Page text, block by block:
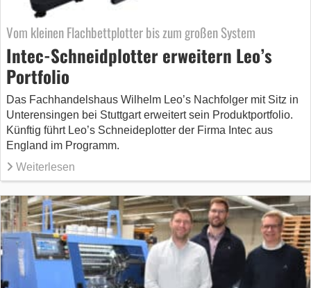
Vom kleinen Flachbettplotter bis zum großen System
Intec-Schneidplotter erweitern Leo’s
Portfolio
Das Fachhandelshaus Wilhelm Leo’s Nachfolger mit Sitz in
Unterensingen bei Stuttgart erweitert sein Produktportfolio.
Künftig führt Leo’s Schneideplotter der Firma Intec aus
England im Programm.
Weiterlesen